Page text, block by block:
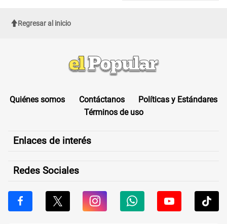
Regresar al inicio
Quiénes somos Contáctanos
Políticas y Estándares
Términos de uso
Enlaces de interés
Redes Sociales